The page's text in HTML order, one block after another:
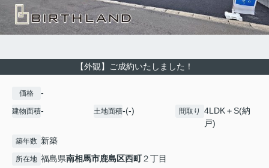
【外観】ご成約いたしました！
価格 -
建物面積- 土地面積-(-) 間取り
4LDK＋S(納
戸)
築年数 新築
所在地 福島県南相馬市鹿島区西町２丁目